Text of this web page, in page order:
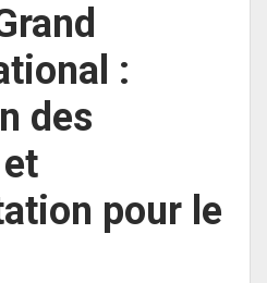
:
des
pour le